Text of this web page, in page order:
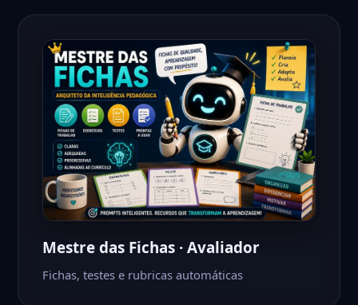
Mestre das Fichas · Avaliador
Fichas, testes e rubricas automáticas